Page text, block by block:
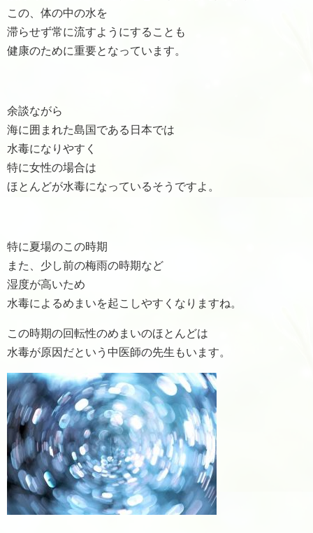
この、体の中の水を
滞らせず常に流すようにすることも
健康のために重要となっています。
余談ながら
海に囲まれた島国である日本では
水毒になりやすく
特に女性の場合は
ほとんどが水毒になっているそうですよ。
特に夏場のこの時期
また、少し前の梅雨の時期など
湿度が高いため
水毒によるめまいを起こしやすくなりますね。
この時期の回転性のめまいのほとんどは
水毒が原因だという中医師の先生もいます。